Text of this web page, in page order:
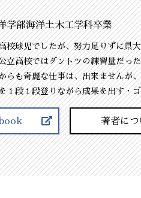
部海洋土木工学科卒業
校球児でしたが、努力足りずに県
立高校ではダントツの練習量だっ
らも奇麗な仕事は、出来ませんが
１段１段登りながら成果を出す・
著者につ